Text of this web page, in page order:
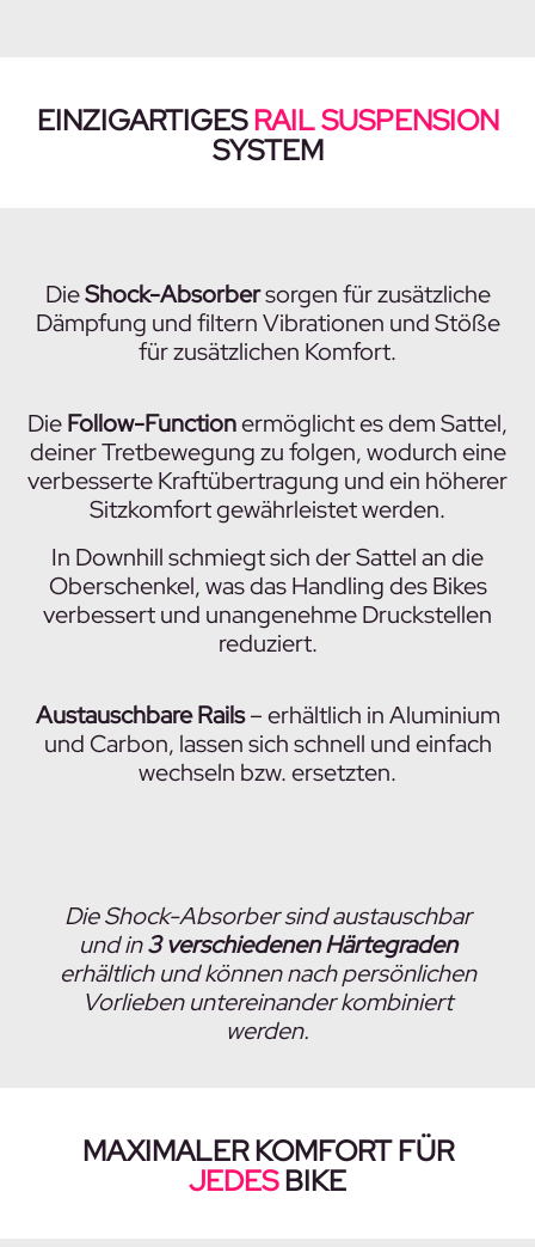
EINZIGARTIGESRAIL SUSPENSION
SYSTEM
DieShock-Absorbersorgen für zusätzliche
Dämpfung und filtern Vibrationen und Stöße
für zusätzlichen Komfort.
DieFollow-Functionermöglicht es dem Sattel,
deiner Tretbewegung zu folgen, wodurch eine
verbesserte Kraftübertragung und ein höherer
Sitzkomfort gewährleistet werden.
In Downhill schmiegt sich der Sattel an die
Oberschenkel, was das Handling des Bikes
verbessert und unangenehme Druckstellen
reduziert.
Austauschbare Rails– erhältlich in Aluminium
und Carbon, lassen sich schnell und einfach
wechseln bzw. ersetzten.
Die Shock-Absorber sind austauschbar
und in3 verschiedenen Härtegraden
erhältlich und können nach persönlichen
Vorlieben untereinander kombiniert
werden.
MAXIMALER KOMFORT FÜR
JEDESBIKE